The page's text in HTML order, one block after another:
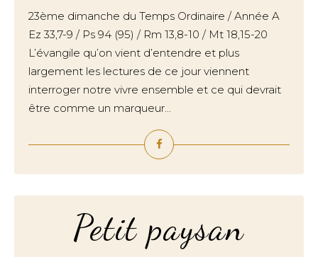
23ème dimanche du Temps Ordinaire / Année A
Ez 33,7-9 / Ps 94 (95) / Rm 13,8-10 / Mt 18,15-20
L’évangile qu’on vient d’entendre et plus
largement les lectures de ce jour viennent
interroger notre vivre ensemble et ce qui devrait
être comme un marqueur...
Petit paysan